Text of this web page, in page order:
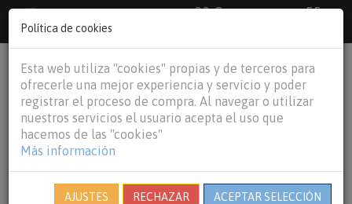
33 €
55
€Baleares y
person shopping_cart
Política de cookies
Esta web utiliza "cookies" propias y de terceros para
ofrecerle una mejor experiencia y servicio y poder
registrar el proceso de compra. Al navegar o utilizar
nuestros servicios el usuario acepta el uso que
hacemos de las "cookies"
Más información
AJUSTES RECHAZAR ACEPTAR SELECCIÓN